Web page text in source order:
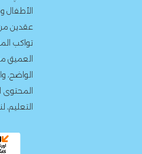
الأطفال
عقدين من
تواكب
العميق